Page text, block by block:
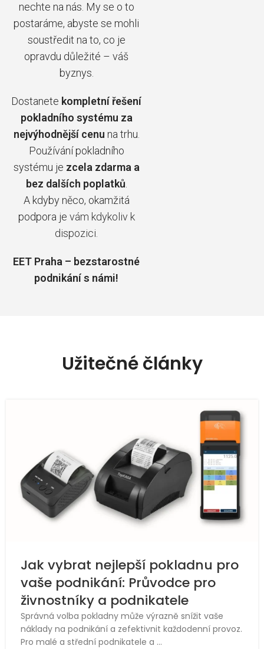
nechte na nás. My se o to
postaráme, abyste se mohli
soustředit na to, co je
opravdu důležité – váš
byznys.
Dostanete kompletní řešení
pokladního systému za
nejvýhodnější cenu na trhu.
Používání pokladního
systému je zcela zdarma a
bez dalších poplatků
A kdyby něco, okamžitá
podpora je vám kdykoliv k
dispozici
EET Praha – bezstarostné
podnikání s námi!
Užitečné články
Jak vybrat nejlepší pokladnu pro
vaše podnikání: Průvodce pro
živnostníky a podnikatele
Správná volba pokladny může výrazně snížit vaše
náklady na podnikání a zefektivnit každodenní provoz.
Pro malé a střední podnikatele a ...